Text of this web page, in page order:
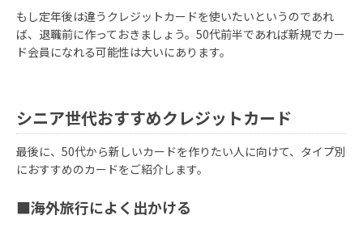
もし定年後は違うクレジットカードを使いたいというのであれ
ば、退職前に作っておきましょう。50代前半であれば新規でカー
ド会員になれる可能性は大いにあります。
シニア世代おすすめクレジットカード
最後に、50代から新しいカードを作りたい人に向けて、タイプ別
におすすめのカードをご紹介します。
■海外旅行によく出かける